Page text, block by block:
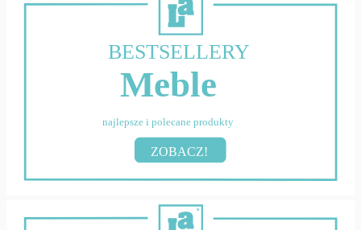
BESTSELLERY
Meble
najlepsze i polecane produkty
ZOBACZ!